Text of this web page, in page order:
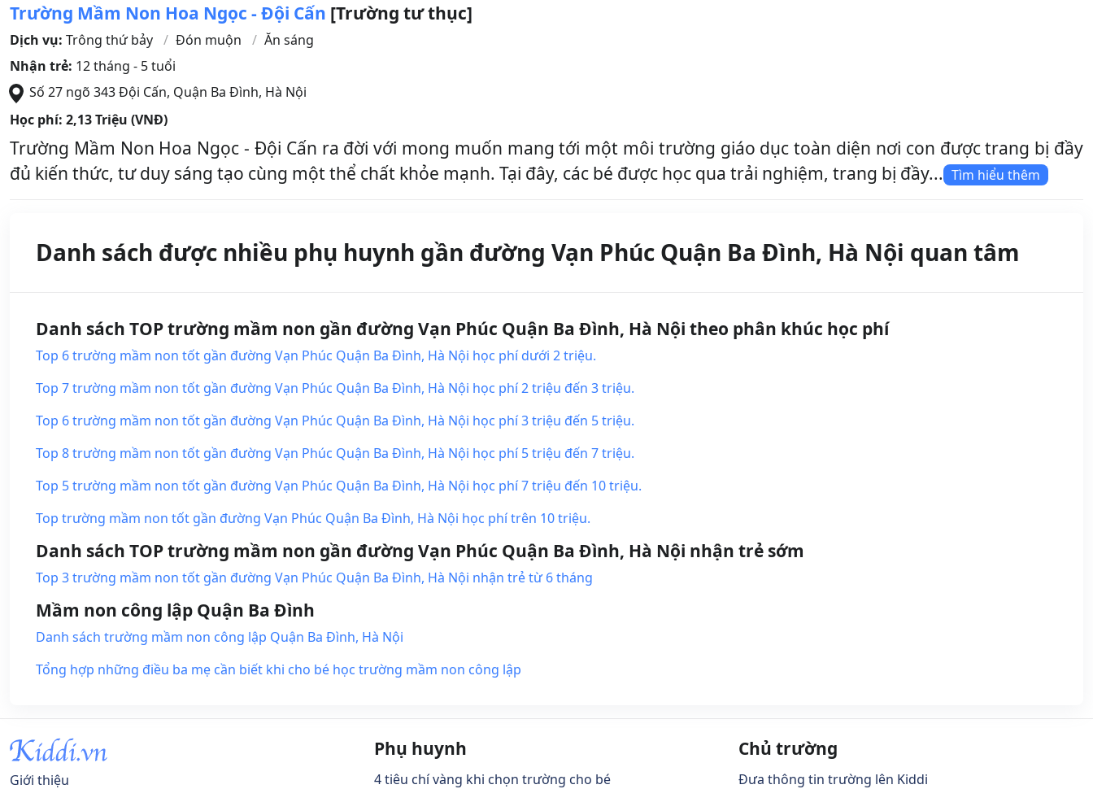
Trường Mầm Non Hoa Ngọc - Đội Cấn [Trường tư thục]
Dịch vụ: Trông thứ bảy Đón muộn
Ăn sáng
Nhận trẻ: 12 tháng - 5 tuổi
Số 27 ngõ 343 Đội Cấn, Quận Ba Đình, Hà Nội
Học phí: 2,13 Triệu (VNĐ)
Trường Mầm Non Hoa Ngọc - Đội Cấn ra đời với mong muốn mang tới một môi trường giáo dục toàn diện nơi con được trang bị đầy
đủ kiến thức, tư duy sáng tạo cùng một thể chất khỏe mạnh. Tại đây, các bé được học qua trải nghiệm, trang bị đầy... Tìm hiểu thêm
Danh sách được nhiều phụ huynh gần đường Vạn Phúc Quận Ba Đình, Hà Nội quan tâm
Danh sách TOP trường mầm non gần đường Vạn Phúc Quận Ba Đình, Hà Nội theo phân khúc học phí
Top 6 trường mầm non tốt gần đường Vạn Phúc Quận Ba Đình, Hà Nội học phí dưới 2 triệu.
Top 7 trường mầm non tốt gần đường Vạn Phúc Quận Ba Đình, Hà Nội học phí 2 triệu đến 3 triệu.
Top 6 trường mầm non tốt gần đường Vạn Phúc Quận Ba Đình, Hà Nội học phí 3 triệu đến 5 triệu.
Top 8 trường mầm non tốt gần đường Vạn Phúc Quận Ba Đình, Hà Nội học phí 5 triệu đến 7 triệu.
Top 5 trường mầm non tốt gần đường Vạn Phúc Quận Ba Đình, Hà Nội học phí 7 triệu đến 10 triệu.
Top trường mầm non tốt gần đường Vạn Phúc Quận Ba Đình, Hà Nội học phí trên 10 triệu.
Danh sách TOP trường mầm non gần đường Vạn Phúc Quận Ba Đình, Hà Nội nhận trẻ sớm
Top 3 trường mầm non tốt gần đường Vạn Phúc Quận Ba Đình, Hà Nội nhận trẻ từ 6 tháng
Mầm non công lập Quận Ba Đình
Danh sách trường mầm non công lập Quận Ba Đình, Hà Nội
Tổng hợp những điều ba mẹ cần biết khi cho bé học trường mầm non công lập
Giới thiệu
Phụ huynh
4 tiêu chí vàng khi chọn trường cho bé
Chủ trường
Đưa thông tin trường lên Kiddi